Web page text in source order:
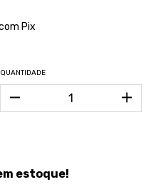
Pix
QUANTIDADE
estoque!